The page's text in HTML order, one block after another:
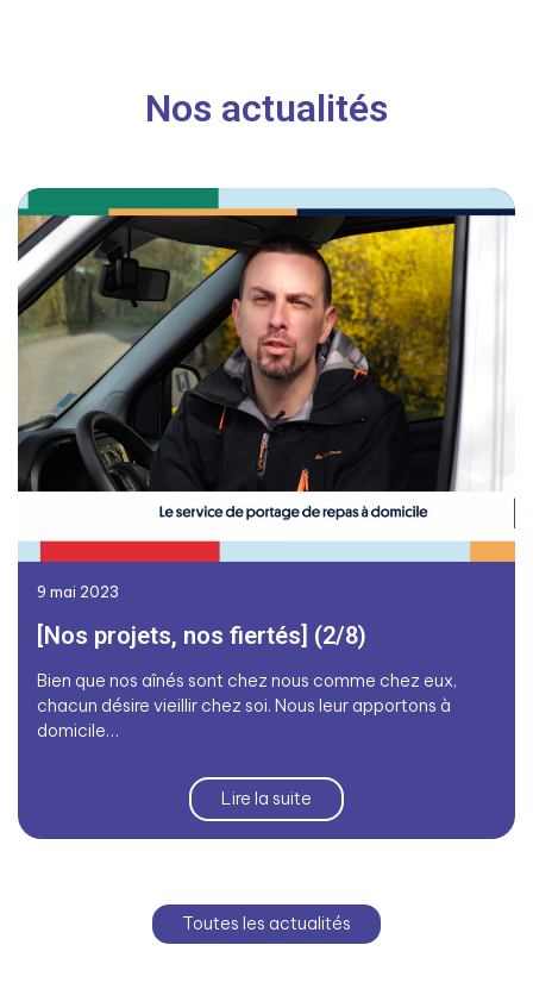
Nos actualités
9 mai 2023
[Nos projets, nos fiertés] (2/8)
Bien que nos aînés sont chez nous comme chez eux,
chacun désire vieillir chez soi. Nous leur apportons à
domicile…
Lire la suite
Toutes les actualités